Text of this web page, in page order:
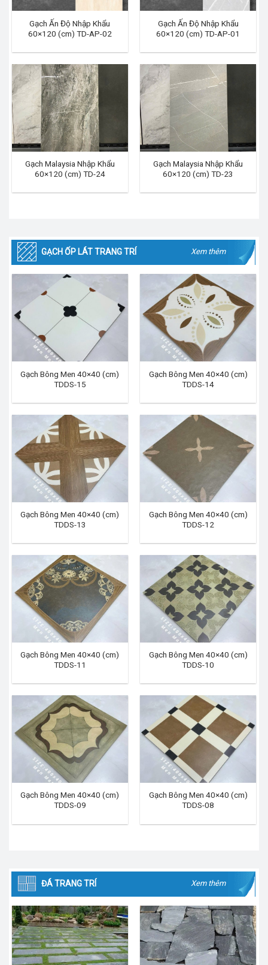
Gạch Ấn Độ Nhập Khẩu
60×120 (cm) TD-AP-02
Gạch Ấn Độ Nhập Khẩu
60×120 (cm) TD-AP-01
Gạch Malaysia Nhập Khẩu
60×120 (cm) TD-24
Gạch Malaysia Nhập Khẩu
60×120 (cm) TD-23
GẠCH ỐP LÁT TRANG TRÍ Xem thêm
Gạch Bông Men 40×40 (cm)
TDDS-15
Gạch Bông Men 40×40 (cm)
TDDS-14
Gạch Bông Men 40×40 (cm)
TDDS-13
Gạch Bông Men 40×40 (cm)
TDDS-12
Gạch Bông Men 40×40 (cm)
TDDS-11
Gạch Bông Men 40×40 (cm)
TDDS-10
Gạch Bông Men 40×40 (cm)
TDDS-09
Gạch Bông Men 40×40 (cm)
TDDS-08
ĐÁ TRANG TRÍ Xem thêm